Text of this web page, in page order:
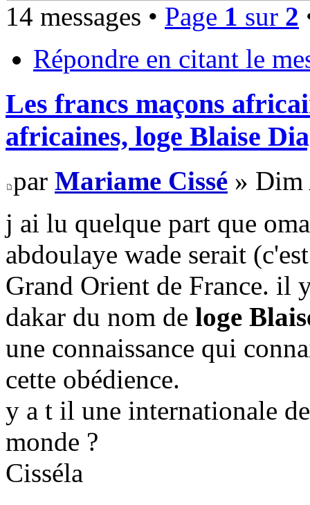
14 messages • Page 1 sur 2
Répondre en citant le
Les francs maçons
africaines, loge Blaise
par Mariame Cissé » Dim
j ai lu quelque part que
abdoulaye wade serait
Grand Orient de France. il
dakar du nom de loge
une connaissance qui
cette obédience.
y a t il une internationale
monde ?
Cisséla